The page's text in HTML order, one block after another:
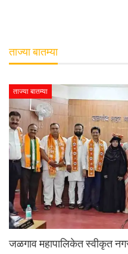
ताज्या बातम्या
ताज्या बातम्या
जळगाव महापालिकेत स्वीकृत